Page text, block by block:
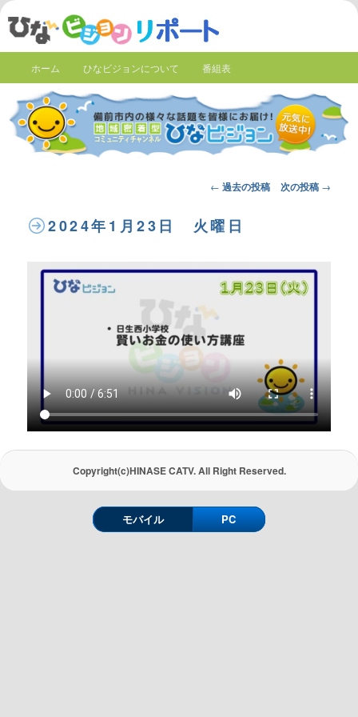
ホーム ひなビジョンについて 番組表
Post
← 過去の投稿 次の投稿 →
2024年1月23日 火曜日
Copyright(c)HINASE CATV. All Right Reserved.
モバイル PC